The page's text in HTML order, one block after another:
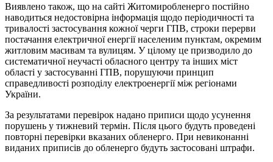
Виявлено також, що на сайті Житомиробленерго постійно
наводиться недостовірна інформація щодо періодичності та
тривалості застосування кожної черги ГПВ, строки перерви
постачання електричної енергії населеним пунктам, окремим
житловим масивам та вулицям. У цілому це призводило до
систематичної неучасті обласного центру та інших міст
області у застосуванні ГПВ, порушуючи принцип
справедливості розподілу електроенергії між регіонами
України.
За результатами перевірок надано приписи щодо усунення
порушень у тижневий термін. Після цього будуть проведені
повторні перевірки вказаних обленерго. При невиконанні
виданих приписів до обленерго будуть застосовані штрафи.